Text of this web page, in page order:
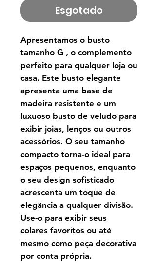
Esgotado
Apresentamos o busto
tamanho G , o complemento
perfeito para qualquer loja ou
casa. Este busto elegante
apresenta uma base de
madeira resistente e um
luxuoso busto de veludo para
exibir joias, lenços ou outros
acessórios. O seu tamanho
compacto torna-o ideal para
espaços pequenos, enquanto
o seu design sofisticado
acrescenta um toque de
elegância a qualquer divisão.
Use-o para exibir seus
colares favoritos ou até
mesmo como peça decorativa
por conta própria.